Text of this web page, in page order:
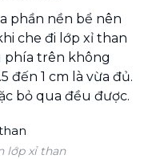
phần nền bể nên
che đi lớp xỉ than
phía trên không
đến 1 cm là vừa đủ.
bỏ qua đều được.
lớp xỉ than